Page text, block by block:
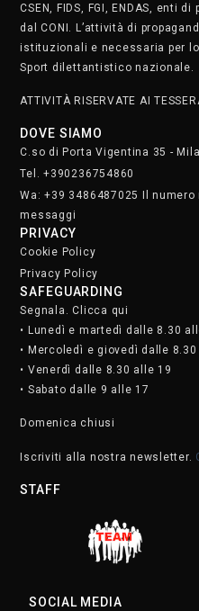
CSEN, FIDS, FGI, ENDAS, enti
dal CONI. L’attività di
istituzionali e necessaria per
Sport dilettantistico nazionale.
ATTIVITÀ RISERVATE AI
DOVE SIAMO
C.so di Porta Vigentina 35 -
Tel. +390236754860
Wa: +39 3486487025 Il
messaggi
PRIVACY
Cookie Policy
Privacy Policy
SAFEGUARDING
Segnala. Clicca qui
• Lunedì e martedì dalle 8.30
• Mercoledì e giovedì dalle
• Venerdì dalle 8.30 alle 19
• Sabato dalle 9 alle 17
Domenica chiusi
Iscriviti alla nostra newsletter.
STAFF
SOCIAL MEDIA